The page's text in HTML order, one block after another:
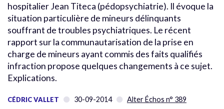
hospitalier Jean Titeca (pédopsychiatrie). Il évoque la
situation particulière de mineurs délinquants
souffrant de troubles psychiatriques. Le récent
rapport sur la communautarisation de la prise en
charge de mineurs ayant commis des faits qualifiés
infraction propose quelques changements à ce sujet.
Explications.
CÉDRIC VALLET 30-09-2014 Alter Échos n° 389